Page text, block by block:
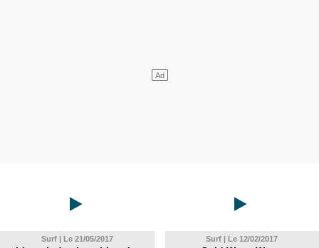
Surf | Le 21/05/2017 Surf | Le 12/02/2017